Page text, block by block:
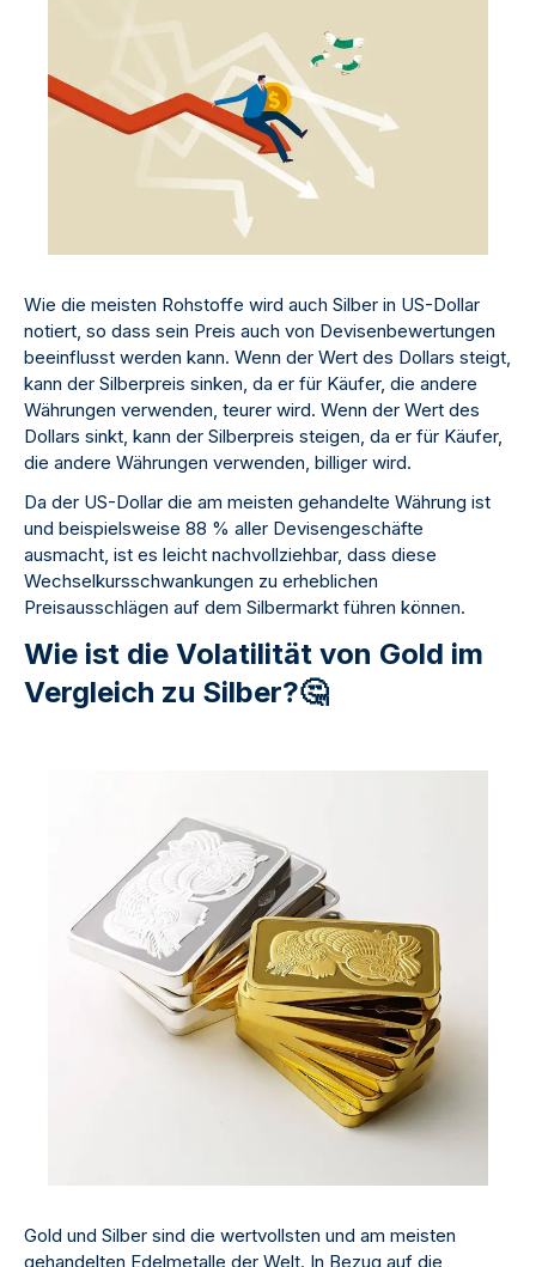
Wie die meisten Rohstoffe wird auch Silber in US-Dollar
notiert, so dass sein Preis auch von Devisenbewertungen
beeinflusst werden kann. Wenn der Wert des Dollars steigt,
kann der Silberpreis sinken, da er für Käufer, die andere
Währungen verwenden, teurer wird. Wenn der Wert des
Dollars sinkt, kann der Silberpreis steigen, da er für Käufer,
die andere Währungen verwenden, billiger wird.
Da der US-Dollar die am meisten gehandelte Währung ist
und beispielsweise 88 % aller Devisengeschäfte
ausmacht, ist es leicht nachvollziehbar, dass diese
Wechselkursschwankungen zu erheblichen
Preisausschlägen auf dem Silbermarkt führen können.
Wie ist die Volatilität von Gold im
Vergleich zu Silber?🤔
Gold und Silber sind die wertvollsten und am meisten
gehandelten Edelmetalle der Welt. In Bezug auf die